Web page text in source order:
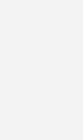
zeigen, dass das